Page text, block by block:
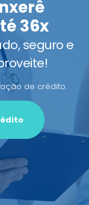
36x
seguro e
de crédito.